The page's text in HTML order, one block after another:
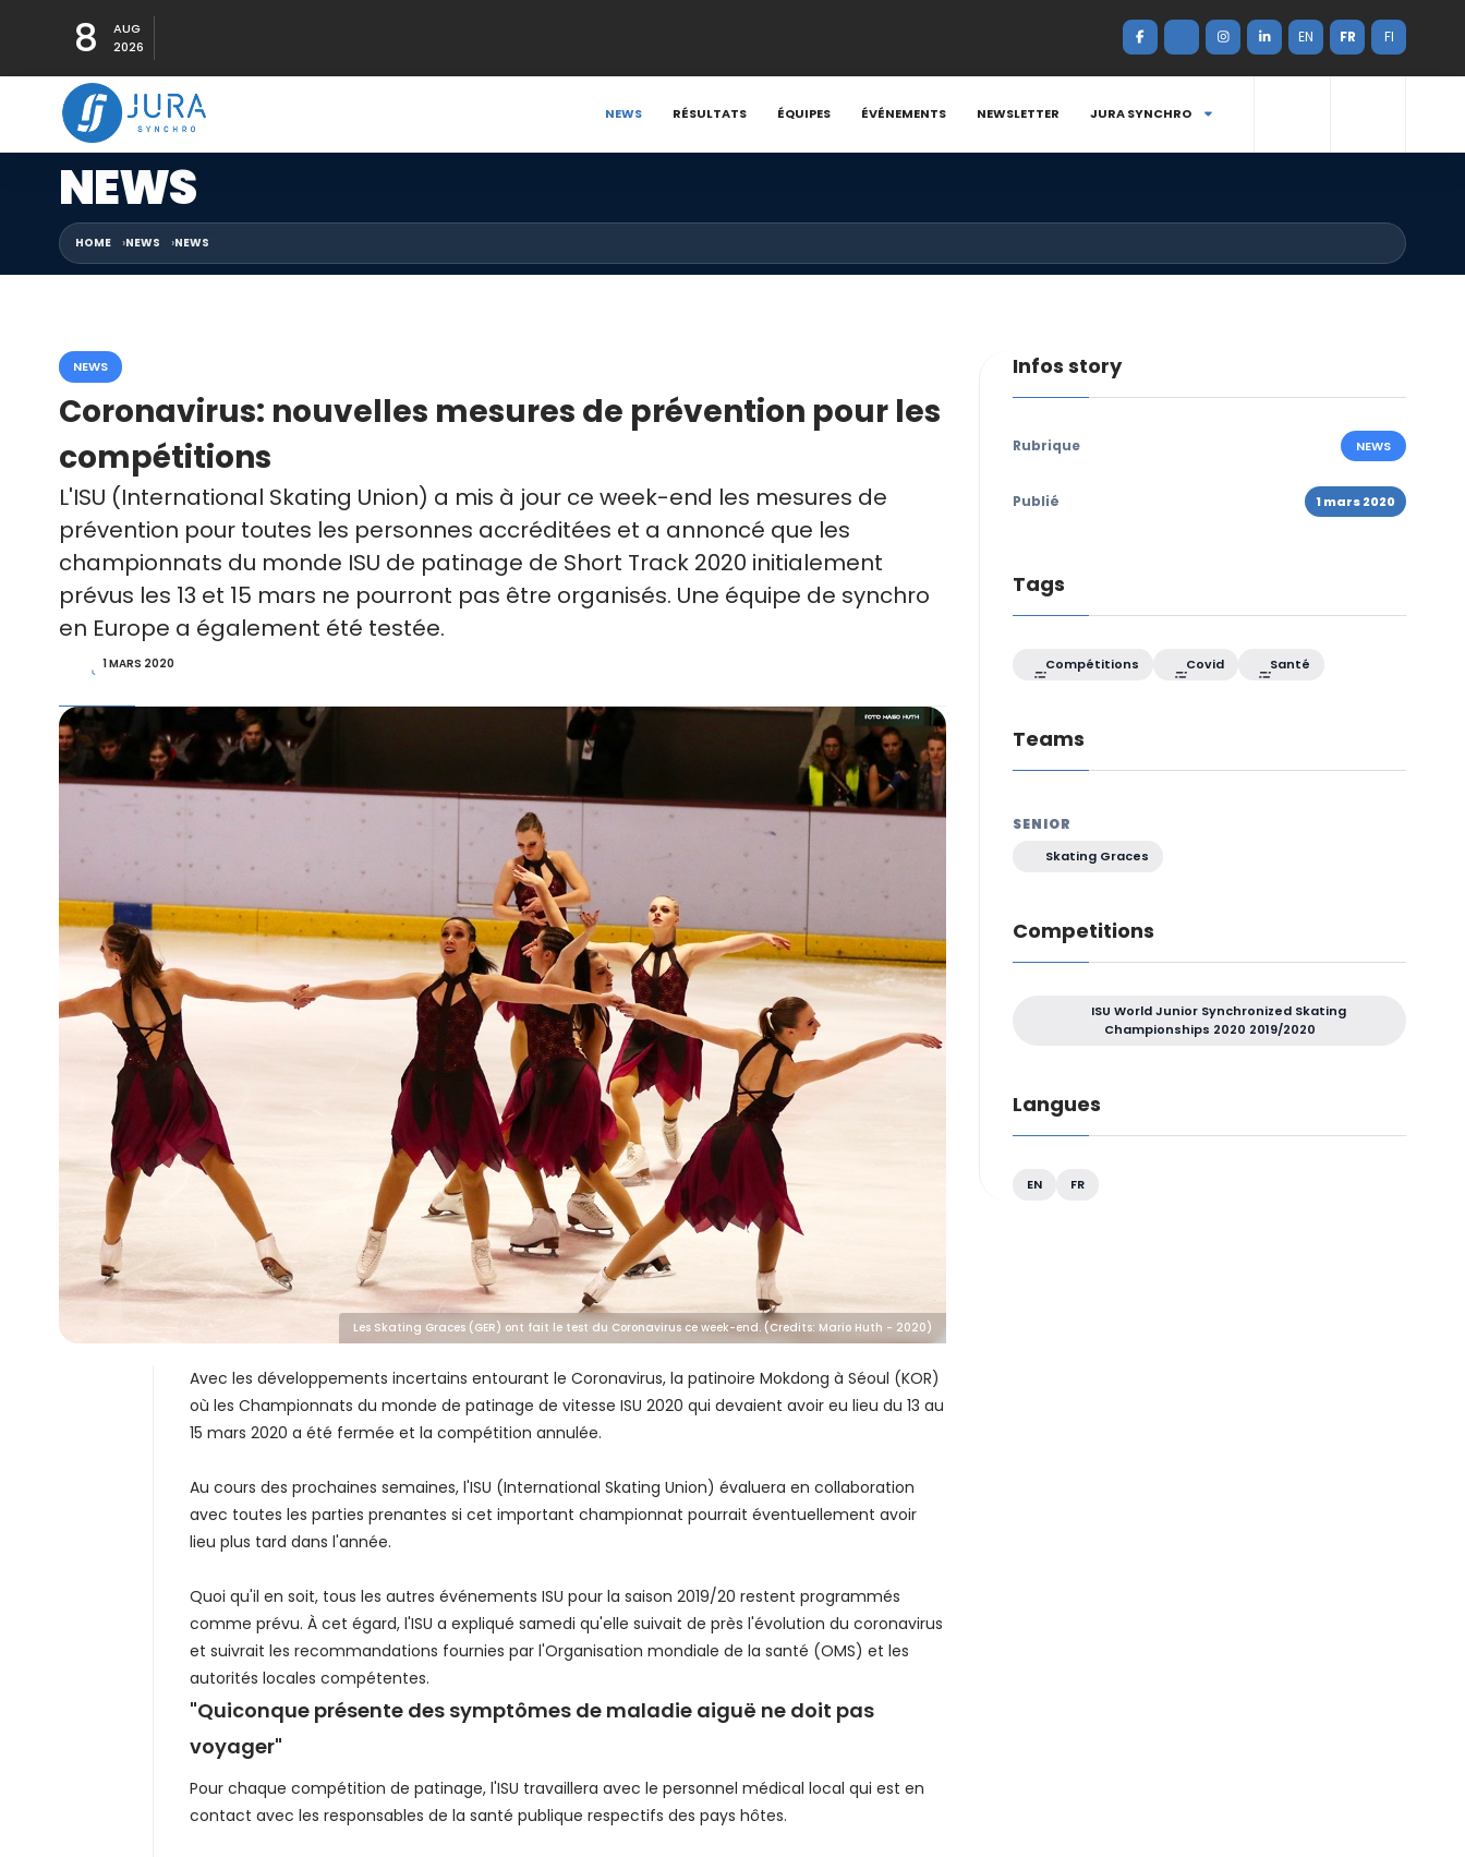
8
AUG
2026
EN FR FI
NEWS RÉSULTATS ÉQUIPES ÉVÉNEMENTS NEWSLETTER JURA SYNCHRO
NEWS
HOME NEWS NEWS
NEWS
Coronavirus: nouvelles mesures de prévention pour les
compétitions
L'ISU (International Skating Union) a mis à jour ce week-end les mesures de
prévention pour toutes les personnes accréditées et a annoncé que les
championnats du monde ISU de patinage de Short Track 2020 initialement
prévus les 13 et 15 mars ne pourront pas être organisés. Une équipe de synchro
en Europe a également été testée.
1 MARS 2020
Les Skating Graces (GER) ont fait le test du Coronavirus ce week-end. (Credits: Mario Huth - 2020)
Avec les développements incertains entourant le Coronavirus, la patinoire Mokdong à Séoul (KOR)
où les Championnats du monde de patinage de vitesse ISU 2020 qui devaient avoir eu lieu du 13 au
15 mars 2020 a été fermée et la compétition annulée.
Au cours des prochaines semaines, l'ISU (International Skating Union) évaluera en collaboration
avec toutes les parties prenantes si cet important championnat pourrait éventuellement avoir
lieu plus tard dans l'année.
Quoi qu'il en soit, tous les autres événements ISU pour la saison 2019/20 restent programmés
comme prévu. À cet égard, l'ISU a expliqué samedi qu'elle suivait de près l'évolution du coronavirus
et suivrait les recommandations fournies par l'Organisation mondiale de la santé (OMS) et les
autorités locales compétentes.
"Quiconque présente des symptômes de maladie aiguë ne doit pas
voyager"
Pour chaque compétition de patinage, l'ISU travaillera avec le personnel médical local qui est en
contact avec les responsables de la santé publique respectifs des pays hôtes.
Infos story
Rubrique NEWS
Publié 1 mars 2020
Tags
Compétitions Covid Santé
Teams
SENIOR
Skating Graces
Competitions
ISU World Junior Synchronized Skating
Championships 2020 2019/2020
Langues
EN FR